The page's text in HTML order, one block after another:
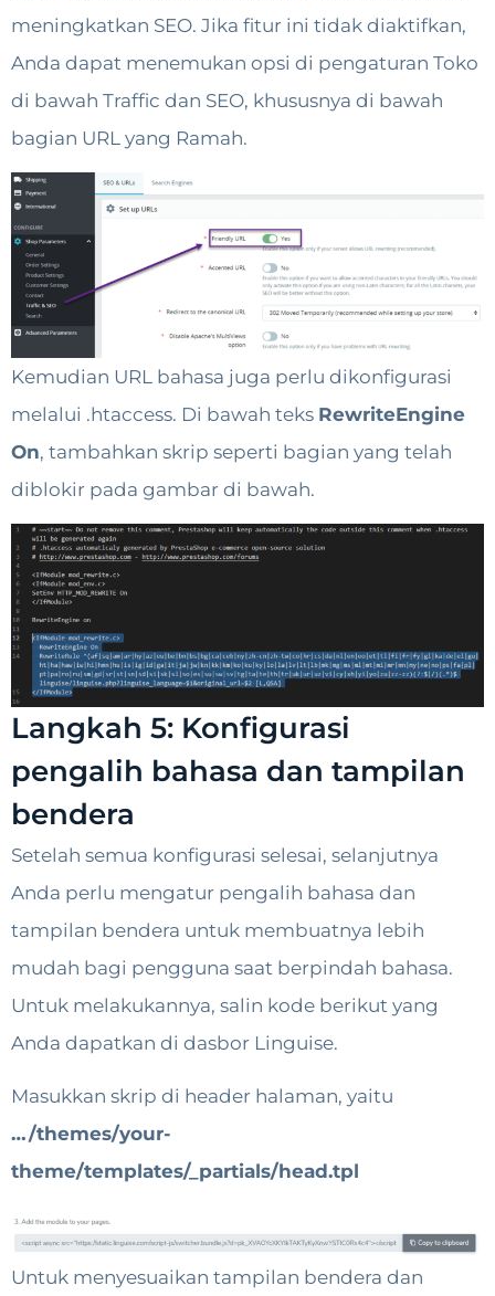
meningkatkan SEO. Jika fitur ini tidak diaktifkan,
Anda dapat menemukan opsi di pengaturan Toko
di bawah Traffic dan SEO, khususnya di bawah
bagian URL yang Ramah.
Kemudian URL bahasa juga perlu dikonfigurasi
melalui .htaccess. Di bawah teks RewriteEngine
On, tambahkan skrip seperti bagian yang telah
diblokir pada gambar di bawah.
Langkah 5: Konfigurasi
pengalih bahasa dan tampilan
bendera
Setelah semua konfigurasi selesai, selanjutnya
Anda perlu mengatur pengalih bahasa dan
tampilan bendera untuk membuatnya lebih
mudah bagi pengguna saat berpindah bahasa.
Untuk melakukannya, salin kode berikut yang
Anda dapatkan di dasbor Linguise.
Masukkan skrip di header halaman, yaitu
…/themes/your-
theme/templates/_partials/head.tpl
Untuk menyesuaikan tampilan bendera dan